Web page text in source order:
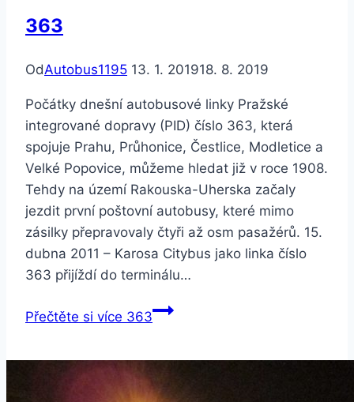
363
OdAutobus1195 13. 1. 201918. 8. 2019
Počátky dnešní autobusové linky Pražské
integrované dopravy (PID) číslo 363, která
spojuje Prahu, Průhonice, Čestlice, Modletice a
Velké Popovice, můžeme hledat již v roce 1908.
Tehdy na území Rakouska-Uherska začaly
jezdit první poštovní autobusy, které mimo
zásilky přepravovaly čtyři až osm pasažérů. 15.
dubna 2011 – Karosa Citybus jako linka číslo
363 přijíždí do terminálu…
Přečtěte si více 363